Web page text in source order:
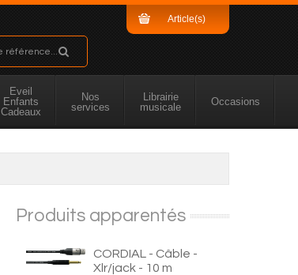
Article(s)
Eveil
Enfants
Cadeaux
Nos
services
Librairie
musicale
Occasions
Produits apparentés
CORDIAL - Câble -
Xlr/jack - 10 m